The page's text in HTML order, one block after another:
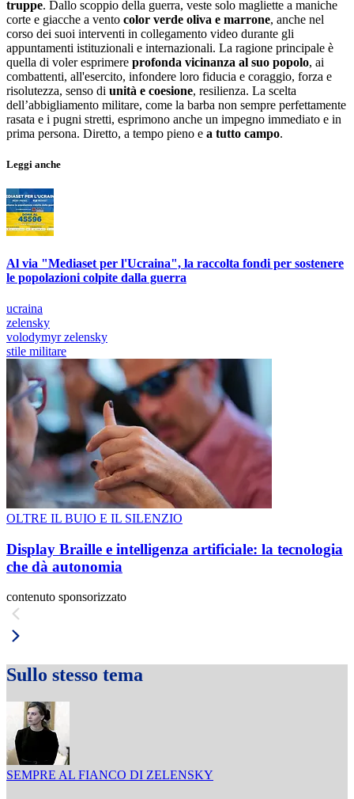
truppe. Dallo scoppio della guerra, veste solo magliette a maniche
corte e giacche a vento color verde oliva e marrone, anche nel
corso dei suoi interventi in collegamento video durante gli
appuntamenti istituzionali e internazionali. La ragione principale è
quella di voler esprimere profonda vicinanza al suo popolo, ai
combattenti, all'esercito, infondere loro fiducia e coraggio, forza e
risolutezza, senso di unità e coesione, resilienza. La scelta
dell’abbigliamento militare, come la barba non sempre perfettamente
rasata e i pugni stretti, esprimono anche un impegno immediato e in
prima persona. Diretto, a tempo pieno e a tutto campo.
Leggi anche
Al via "Mediaset per l'Ucraina", la raccolta fondi per sostenere
le popolazioni colpite dalla guerra
ucraina
zelensky
volodymyr zelensky
stile militare
OLTRE IL BUIO E IL SILENZIO
Display Braille e intelligenza artificiale: la tecnologia
che dà autonomia
contenuto sponsorizzato
Sullo stesso tema
SEMPRE AL FIANCO DI ZELENSKY